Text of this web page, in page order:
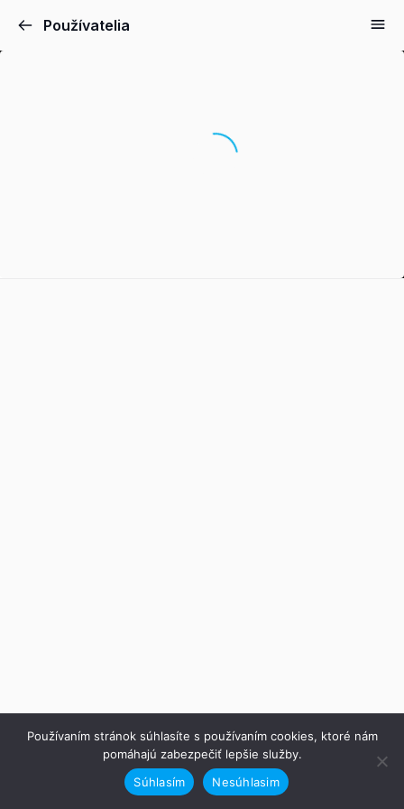
Používatelia
Používaním stránok súhlasíte s používaním cookies, ktoré nám
pomáhajú zabezpečiť lepšie služby.
Súhlasím
Nesúhlasim